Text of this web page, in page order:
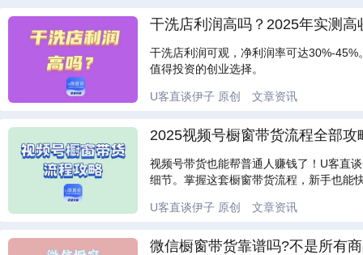
干洗店利润高吗？2025年实测
干洗店利润可观，净利润率可达30%-
值得投资的创业选择。
U客直谈伊子 原创 文章资讯
2025视频号橱窗带货流程全部
视频号带货也能帮普通人赚钱了！U客直
细节。掌握这套橱窗带货流程，新手也能
U客直谈伊子 原创 文章资讯
微信橱窗带货靠谱吗?不是所有